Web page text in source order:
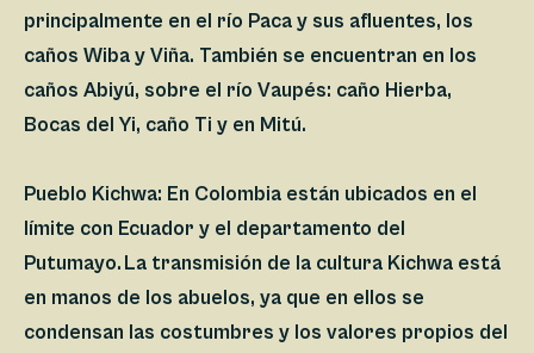
principalmente en el río Paca y sus afluentes, los
caños Wiba y Viña. También se encuentran en los
caños Abiyú, sobre el río Vaupés: caño Hierba,
Bocas del Yi, caño Ti y en Mitú.
Pueblo Kichwa: En Colombia están ubicados en el
límite con Ecuador y el departamento del
Putumayo. La transmisión de la cultura Kichwa está
en manos de los abuelos, ya que en ellos se
condensan las costumbres y los valores propios del